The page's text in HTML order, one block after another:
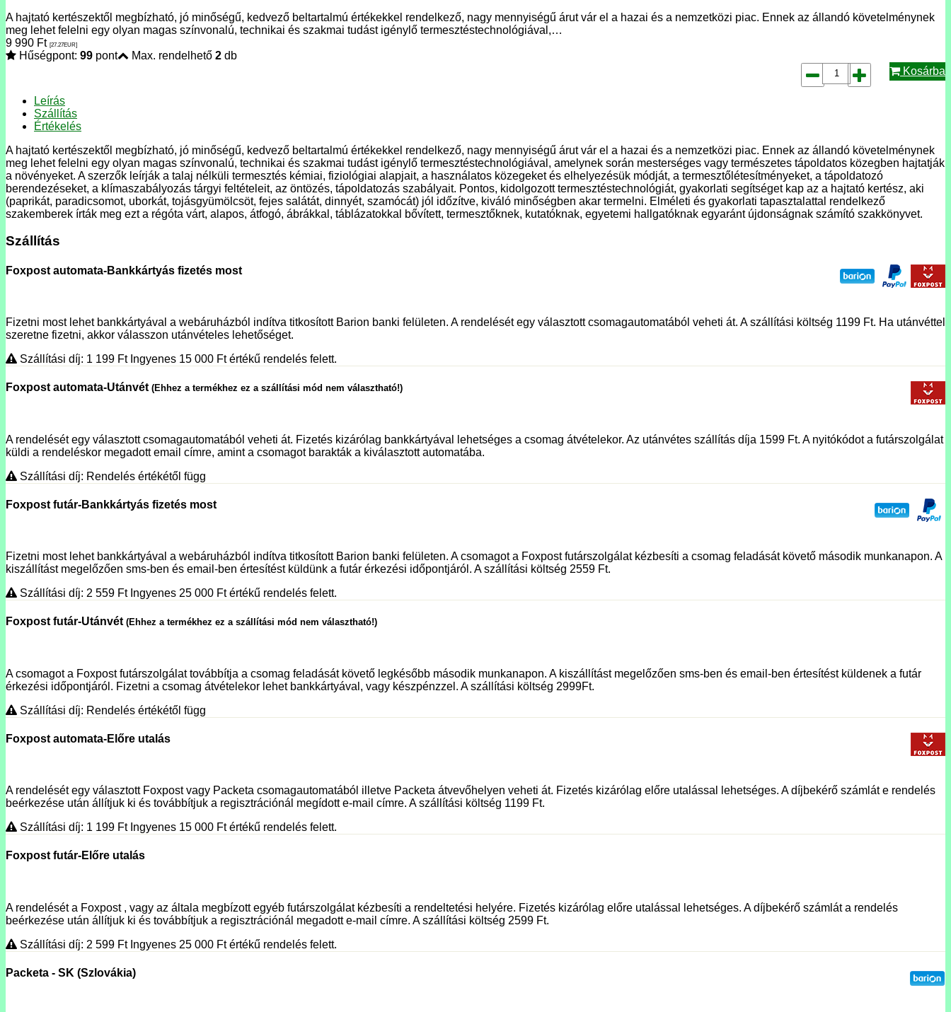
A hajtató kertészektől megbízható, jó minőségű, kedvező beltartalmú értékekkel rendelkező, nagy mennyiségű árut vár el a hazai és a nemzetközi piac. Ennek az állandó követelménynek
meg lehet felelni egy olyan magas színvonalú, technikai és szakmai tudást igénylő termesztéstechnológiával,…
9 990 Ft [27.27EUR]
Hűségpont: 99 pont Max. rendelhető 2 db
Kosárba
Leírás
Szállítás
Értékelés
A hajtató kertészektől megbízható, jó minőségű, kedvező beltartalmú értékekkel rendelkező, nagy mennyiségű árut vár el a hazai és a nemzetközi piac. Ennek az állandó követelménynek
meg lehet felelni egy olyan magas színvonalú, technikai és szakmai tudást igénylő termesztéstechnológiával, amelynek során mesterséges vagy természetes tápoldatos közegben hajtatják
a növényeket. A szerzők leírják a talaj nélküli termesztés kémiai, fiziológiai alapjait, a használatos közegeket és elhelyezésük módját, a termesztőlétesítményeket, a tápoldatozó
berendezéseket, a klímaszabályozás tárgyi feltételeit, az öntözés, tápoldatozás szabályait. Pontos, kidolgozott termesztéstechnológiát, gyakorlati segítséget kap az a hajtató kertész, aki
(paprikát, paradicsomot, uborkát, tojásgyümölcsöt, fejes salátát, dinnyét, szamócát) jól időzítve, kiváló minőségben akar termelni. Elméleti és gyakorlati tapasztalattal rendelkező
szakemberek írták meg ezt a régóta várt, alapos, átfogó, ábrákkal, táblázatokkal bővített, termesztőknek, kutatóknak, egyetemi hallgatóknak egyaránt újdonságnak számító szakkönyvet.
Szállítás
Foxpost automata-Bankkártyás fizetés most
Fizetni most lehet bankkártyával a webáruházból indítva titkosított Barion banki felületen. A rendelését egy választott csomagautomatából veheti át. A szállítási költség 1199 Ft. Ha utánvéttel
szeretne fizetni, akkor válasszon utánvételes lehetőséget.
Szállítási díj: 1 199 Ft Ingyenes 15 000 Ftértékű rendelés felett.
Foxpost automata-Utánvét (Ehhez a termékhez ez a szállítási mód nem választható!)
A rendelését egy választott csomagautomatából veheti át. Fizetés kizárólag bankkártyával lehetséges a csomag átvételekor. Az utánvétes szállítás díja 1599 Ft. A nyitókódot a futárszolgálat
küldi a rendeléskor megadott email címre, amint a csomagot barakták a kiválasztott automatába.
Szállítási díj: Rendelés értékétől függ
Foxpost futár-Bankkártyás fizetés most
Fizetni most lehet bankkártyával a webáruházból indítva titkosított Barion banki felületen. A csomagot a Foxpost futárszolgálat kézbesíti a csomag feladását követő második munkanapon. A
kiszállítást megelőzően sms-ben és email-ben értesítést küldünk a futár érkezési időpontjáról. A szállítási költség 2559 Ft.
Szállítási díj: 2 559 Ft Ingyenes 25 000 Ftértékű rendelés felett.
Foxpost futár-Utánvét (Ehhez a termékhez ez a szállítási mód nem választható!)
A csomagot a Foxpost futárszolgálat továbbítja a csomag feladását követő legkésőbb második munkanapon. A kiszállítást megelőzően sms-ben és email-ben értesítést küldenek a futár
érkezési időpontjáról. Fizetni a csomag átvételekor lehet bankkártyával, vagy készpénzzel. A szállítási költség 2999Ft.
Szállítási díj: Rendelés értékétől függ
Foxpost automata-Előre utalás
A rendelését egy választott Foxpost vagy Packeta csomagautomatából illetve Packeta átvevőhelyen veheti át. Fizetés kizárólag előre utalással lehetséges. A díjbekérő számlát e rendelés
beérkezése után állítjuk ki és továbbítjuk a regisztrációnál megídott e-mail címre. A szállítási költség 1199 Ft.
Szállítási díj: 1 199 Ft Ingyenes 15 000 Ftértékű rendelés felett.
Foxpost futár-Előre utalás
A rendelését a Foxpost , vagy az általa megbízott egyéb futárszolgálat kézbesíti a rendeltetési helyére. Fizetés kizárólag előre utalással lehetséges. A díjbekérő számlát a rendelés
beérkezése után állítjuk ki és továbbítjuk a regisztrációnál megadott e-mail címre. A szállítási költség 2599 Ft.
Szállítási díj: 2 599 Ft Ingyenes 25 000 Ftértékű rendelés felett.
Packeta - SK (Szlovákia)